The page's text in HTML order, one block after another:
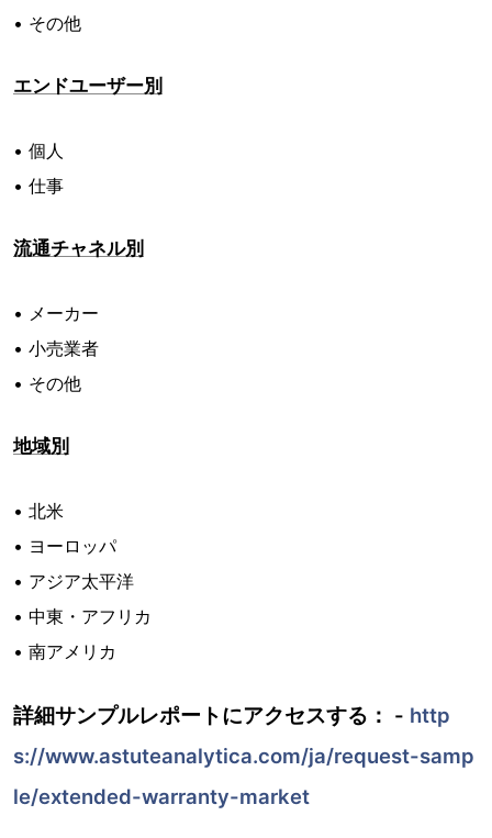
• その他
エンドユーザー別
• 個人
• 仕事
流通チャネル別
• メーカー
• 小売業者
• その他
地域別
• 北米
• ヨーロッパ
• アジア太平洋
• 中東・アフリカ
• 南アメリカ
詳細サンプルレポートにアクセスする： - http
s://www.astuteanalytica.com/ja/request-samp
le/extended-warranty-market